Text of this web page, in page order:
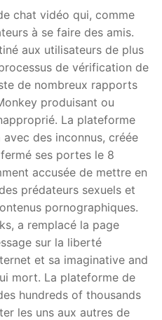
chat vidéo qui, comme
à se faire des amis.
aux utilisateurs de plus
de vérification de
de nombreux rapports
produisant ou
La plateforme
des inconnus, créée
ses portes le 8
accusée de mettre en
prédateurs sexuels et
pornographiques.
a remplacé la page
sur la liberté
et sa imaginative and
mort. La plateforme de
hundreds of thousands
les uns aux autres de